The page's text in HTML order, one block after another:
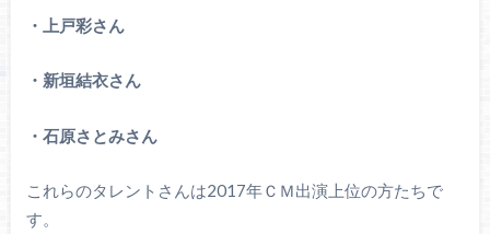
・上戸彩さん
・新垣結衣さん
・石原さとみさん
これらのタレントさんは2017年ＣＭ出演上位の方たちで
す。